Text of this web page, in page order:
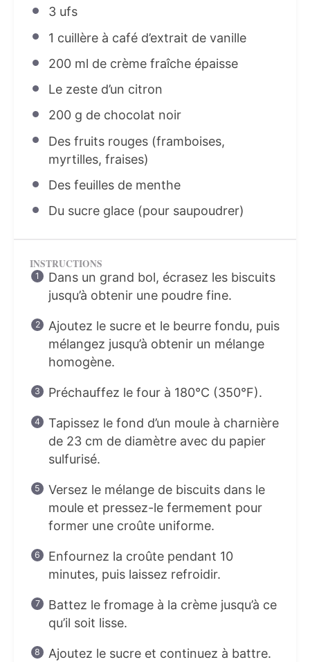
3ufs
1 cuillère à café d’extrait de vanille
200ml de crème fraîche épaisse
Le zeste d’un citron
200 g de chocolat noir
Des fruits rouges (framboises,
myrtilles, fraises)
Des feuilles de menthe
Du sucre glace (pour saupoudrer)
INSTRUCTIONS
Dans un grand bol, écrasez les biscuits
jusqu’à obtenir une poudre fine.
Ajoutez le sucre et le beurre fondu, puis
mélangez jusqu’à obtenir un mélange
homogène.
Préchauffez le four à 180°C (350°F).
Tapissez le fond d’un moule à charnière
de 23 cm de diamètre avec du papier
sulfurisé.
Versez le mélange de biscuits dans le
moule et pressez-le fermement pour
former une croûte uniforme.
Enfournez la croûte pendant 10
minutes, puis laissez refroidir.
Battez le fromage à la crème jusqu’à ce
qu’il soit lisse.
Ajoutez le sucre et continuez à battre.